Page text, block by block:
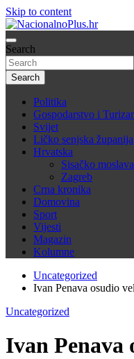
Skip to content
NacionalnoPlus.hr
Nacija želi znati više
Search
Search
Politika
Gospodarstvo i
Svijet
Ličko senjska županija
Hrvatska
Sisačko
Zagreb
Crna kronika
Domovina
Sport
Vijesti
Magazin
Kolumne
Uncategorized
Ivan Penava osudio
Uncategorized
Ivan